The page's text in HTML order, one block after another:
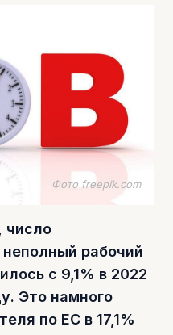
Фото freepik.com
число
рабочий
с 9,1% в 2022
Это намного
по ЕС в 17,1%